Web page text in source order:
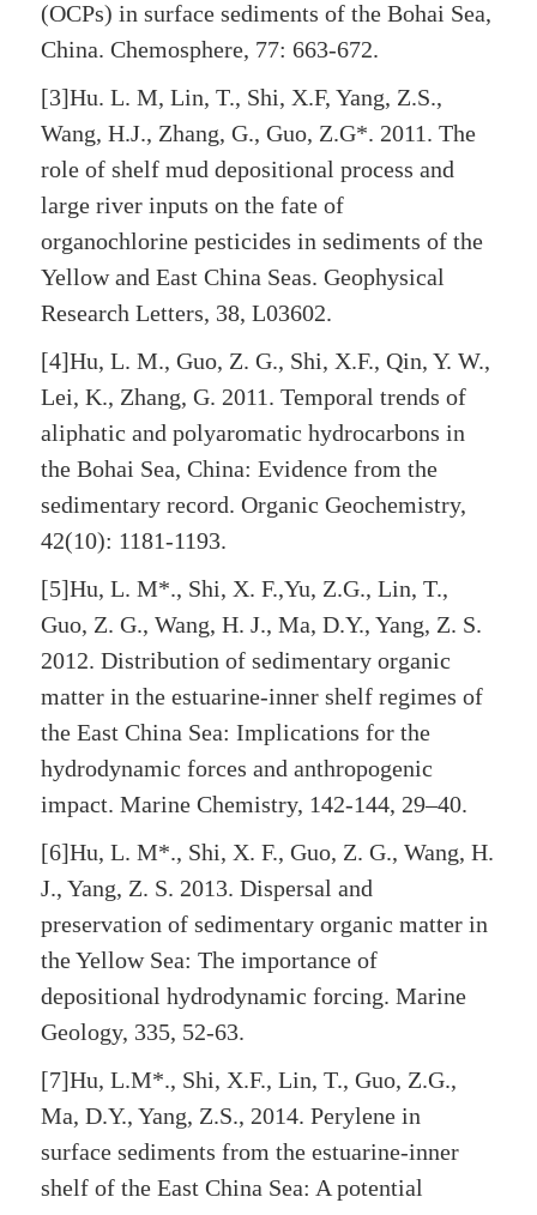
(OCPs) in surface sediments of the Bohai Sea,
China. Chemosphere, 77: 663-672.
[3]Hu. L. M, Lin, T., Shi, X.F, Yang, Z.S.,
Wang, H.J., Zhang, G., Guo, Z.G*. 2011. The
role of shelf mud depositional process and
large river inputs on the fate of
organochlorine pesticides in sediments of the
Yellow and East China Seas. Geophysical
Research Letters, 38, L03602.
[4]Hu, L. M., Guo, Z. G., Shi, X.F., Qin, Y. W.,
Lei, K., Zhang, G. 2011. Temporal trends of
aliphatic and polyaromatic hydrocarbons in
the Bohai Sea, China: Evidence from the
sedimentary record. Organic Geochemistry,
42(10): 1181-1193.
[5]Hu, L. M*., Shi, X. F.,Yu, Z.G., Lin, T.,
Guo, Z. G., Wang, H. J., Ma, D.Y., Yang, Z. S.
2012. Distribution of sedimentary organic
matter in the estuarine-inner shelf regimes of
the East China Sea: Implications for the
hydrodynamic forces and anthropogenic
impact. Marine Chemistry, 142-144, 29–40.
[6]Hu, L. M*., Shi, X. F., Guo, Z. G., Wang, H.
J., Yang, Z. S. 2013. Dispersal and
preservation of sedimentary organic matter in
the Yellow Sea: The importance of
depositional hydrodynamic forcing. Marine
Geology, 335, 52-63.
[7]Hu, L.M*., Shi, X.F., Lin, T., Guo, Z.G.,
Ma, D.Y., Yang, Z.S., 2014. Perylene in
surface sediments from the estuarine-inner
shelf of the East China Sea: A potential